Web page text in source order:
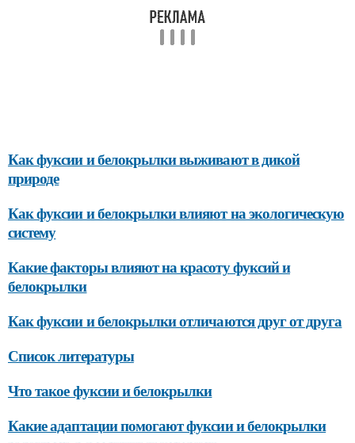
Как фуксии и белокрылки выживают в дикой
природе
Как фуксии и белокрылки влияют на экологическую
систему
Какие факторы влияют на красоту фуксий и
белокрылки
Как фуксии и белокрылки отличаются друг от друга
Список литературы
Что такое фуксии и белокрылки
Какие адаптации помогают фуксии и белокрылки